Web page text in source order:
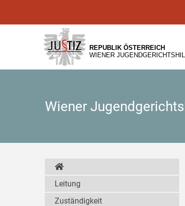
[1]
[2]
[3]
REPUBLIK ÖSTERREICH
WIENER
Wiener
Leitung
Zuständigkeit